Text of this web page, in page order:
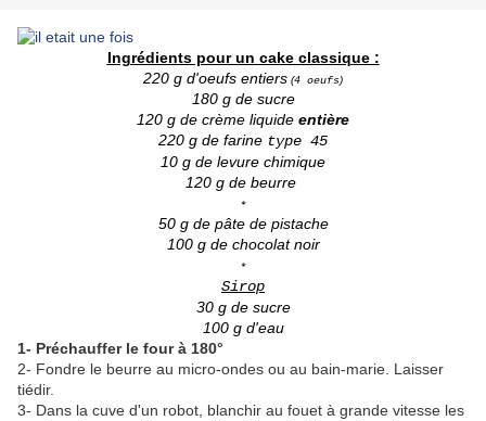
Ingrédients pour un cake classique :
220 g d'oeufs entiers (4 oeufs)
180 g de sucre
120 g de crème liquide entière
220 g de farine type 45
10 g de levure chimique
120 g de beurre
*
50 g de pâte de pistache
100 g de chocolat noir
*
Sirop
30 g de sucre
100 g d'eau
1- Préchauffer le four à 180°
2- Fondre le beurre au micro-ondes ou au bain-marie. Laisser
tiédir.
3- Dans la cuve d'un robot, blanchir au fouet à grande vitesse les